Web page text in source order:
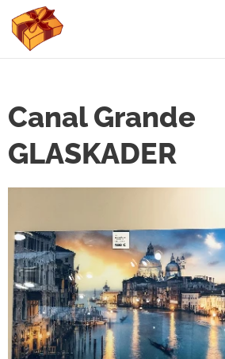
Canal Grande
GLASKADER